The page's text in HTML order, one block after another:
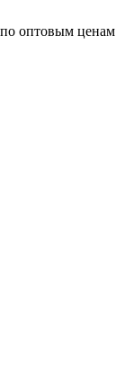
оптовым ценам